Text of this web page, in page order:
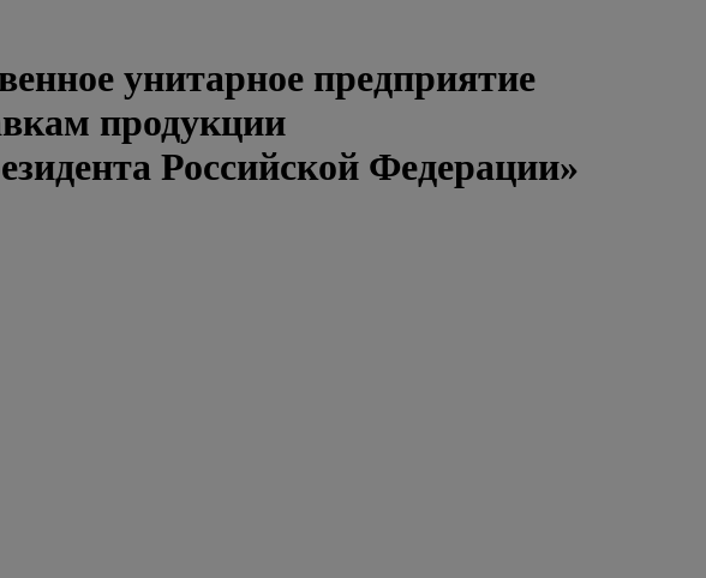
унитарное предприятие
продукции
Российской Федерации»